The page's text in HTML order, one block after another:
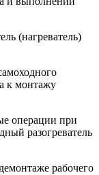
(нагреватель)
к монтажу
операции при
разогреватель
рабочего